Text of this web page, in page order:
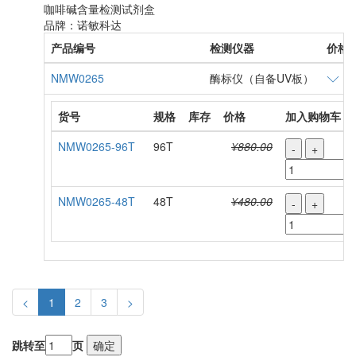
咖啡碱含量检测试剂盒
品牌：诺敏科达
产品编号
检测仪器
价格
NMW0265
酶标仪（自备UV板）
货号 规格 库存 价格
加入购物车
NMW0265-96T
96T ¥880.00 - +
NMW0265-48T 48T ¥480.00 - +
< 1 2 3 >
跳转至 页 确定